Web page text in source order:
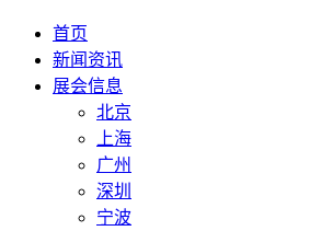
首页
新闻资讯
展会信息
北京
上海
广州
深圳
宁波